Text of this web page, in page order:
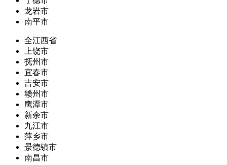
龙岩市
南平市
全江西省
上饶市
抚州市
宜春市
吉安市
赣州市
鹰潭市
新余市
九江市
萍乡市
景德镇市
南昌市